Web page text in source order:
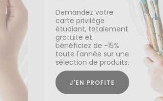
Demandez votre
carte privilège
étudiant, totalement
gratuite et
bénéficiez de -15%
toute l'année sur une
sélection de produits.
J'EN PROFITE